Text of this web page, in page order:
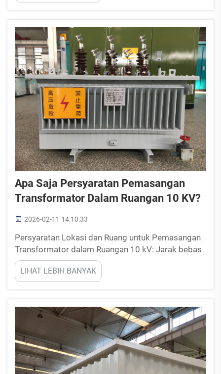
langka bagi gardu induk perkotaan, terutama ketika
lebih dari sembilan milli...
Apa Saja Persyaratan Pemasangan
Transformator Dalam Ruangan 10 KV?
2026-02-11 14:10:33
Persyaratan Lokasi dan Ruang untuk Pemasangan
Transformator dalam Ruangan 10 kV: Jarak bebas
minimum, dimensi ruangan, dan zonasi menurut IEC
60076 dan IEEE C57.12.00. Mematuhi IEC 60076
dan IEEE C57.12.00 sangat penting guna
ruangan 10 kV yang aman dan sesuai dengan
standar...
LIHAT LEBIH BANYAK